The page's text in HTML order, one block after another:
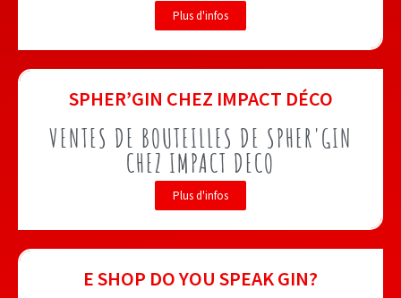
Plus d'infos
SPHER’GIN CHEZ IMPACT DÉCO
VENTES DE BOUTEILLES DE SPHER'GIN
CHEZ IMPACT DECO
Plus d'infos
E SHOP DO YOU SPEAK GIN?